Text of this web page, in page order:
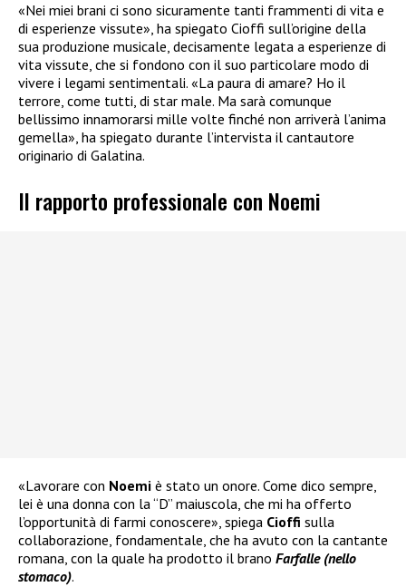
«Nei miei brani ci sono sicuramente tanti frammenti di vita e
di esperienze vissute», ha spiegato Cioffi sull’origine della
sua produzione musicale, decisamente legata a esperienze di
vita vissute, che si fondono con il suo particolare modo di
vivere i legami sentimentali. «La paura di amare? Ho il
terrore, come tutti, di star male. Ma sarà comunque
bellissimo innamorarsi mille volte finché non arriverà l’anima
gemella», ha spiegato durante l’intervista il cantautore
originario di Galatina.
Il rapporto professionale con Noemi
«Lavorare con Noemi è stato un onore. Come dico sempre,
lei è una donna con la “D” maiuscola, che mi ha offerto
l’opportunità di farmi conoscere», spiega Cioffi sulla
collaborazione, fondamentale, che ha avuto con la cantante
romana, con la quale ha prodotto il brano Farfalle (nello
stomaco).